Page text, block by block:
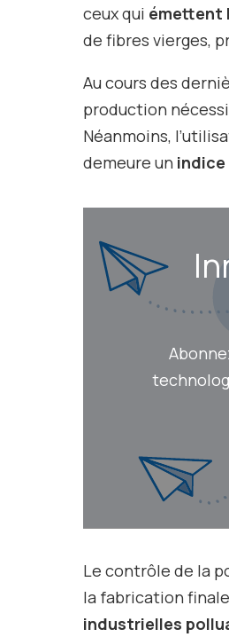
ceux qui émettent
de fibres vierges,
Au cours des
production
Néanmoins,
demeure un
Le contrôle de la
la fabrication
industrielles